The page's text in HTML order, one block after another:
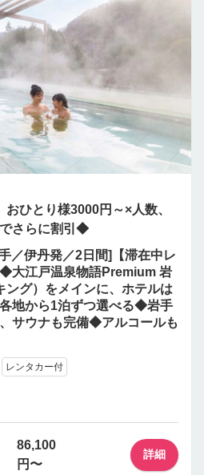
ひとり様3000円～×人数、
さらに割引◆
／伊丹発／2日間]【滞在中レ
大江戸温泉物語Premium 岩
ング）をメインに、ホテルは
地から1泊ずつ選べる◆岩手
サウナも完備◆アルコールも
レンタカー付
86,100
円〜
詳細